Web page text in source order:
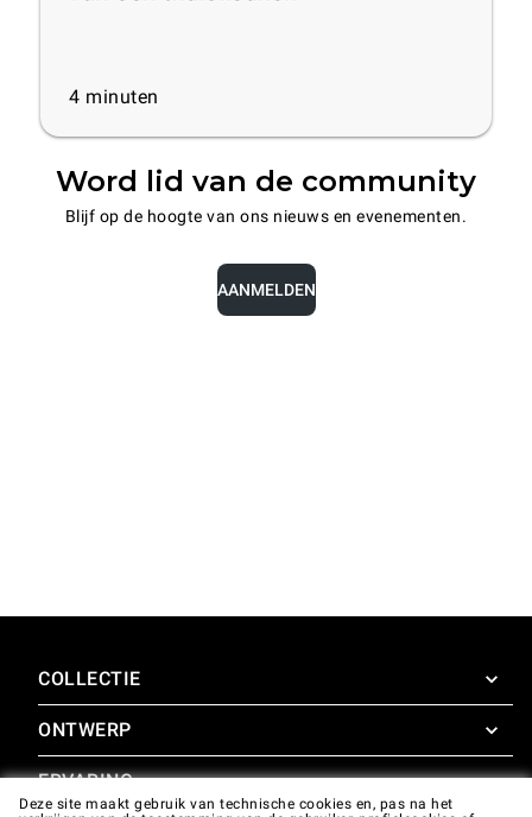
4 minuten
Word lid van de community
Blijf op de hoogte van ons nieuws en evenementen.
AANMELDEN
COLLECTIE
SuperOven
Accessoires
ONTWERP
ERVARING
Deze site maakt gebruik van technische cookies en, pas na het